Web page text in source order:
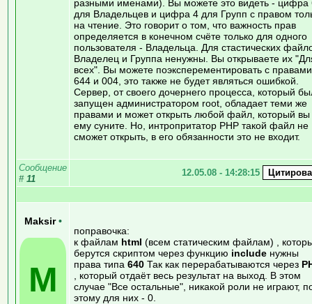
разными именами). Вы можете это видеть - цифра
для Владельцев и цифра 4 для Групп с правом
на чтение. Это говорит о том, что важность прав
определяется в конечном счёте только для одного
пользователя - Владельца. Для стастических
Владелец и Группа ненужны. Вы открываете их
всех". Вы можете поэксперементировать с правами
644 и 004, это также не будет являться ошибкой.
Сервер, от своего дочернего процесса, который
запущен администратором root, обладает теми же
правами и может открыть любой файл, который вы
ему суните. Но, интропритатор PHP такой файл не
сможет открыть, в его обязанности это не входит.
Сообщение
# 11
12.05.08 - 14:28:15
Maksir •
M
поправочка:
к файлам html (всем статическим файлам) ,
берутся скриптом через функцию include нужны
права типа 640 Так как перерабатываются через
, который отдаёт весь результат на выход. В этом
случае "Все остальные", никакой роли не играют,
этому для них - 0.